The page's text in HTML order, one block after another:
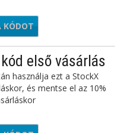
KÓDOT
első vásárlás
használja ezt a StockX
és mentse el az 10%